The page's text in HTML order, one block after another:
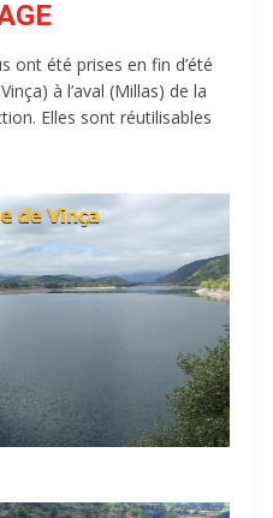
ont été prises en fin d’été
à l’aval (Millas) de la
Elles sont réutilisables